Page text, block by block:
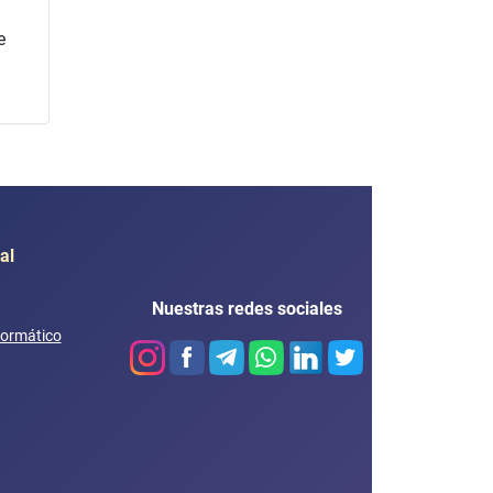
Nuestras redes sociales